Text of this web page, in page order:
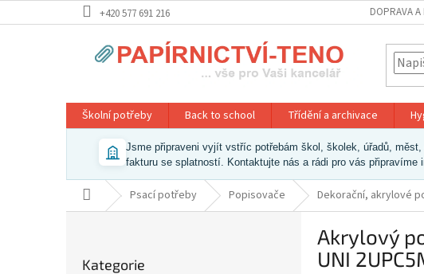
na
+420 577 691 216 DOPRAVA
Školní potřeby Back to school Třídění a archivace
Jsme připraveni vyjít vstříc potřebám škol, školek, úřadů,
fakturu se splatností. Kontaktujte nás a rádi pro vás
Domů Psací potřeby Popisovače Dekorační, akrylové
kategorie
Kategorie
Akrylový
UNI